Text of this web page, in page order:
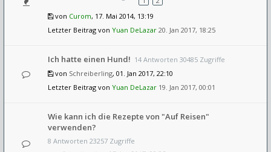
von Curom, 17. Mai 2014, 13:19
Letzter Beitrag von Yuan DeLazar 20. Jan 2017, 18:25
Ich hatte einen Hund! 14 Antworten 30485 Zugriffe
von Schreiberling, 01. Jan 2017, 22:10
Letzter Beitrag von Yuan DeLazar 19. Jan 2017, 00:01
Wie kann ich die Rezepte von "Auf Reisen"
verwenden?
8 Antworten 23257 Zugriffe